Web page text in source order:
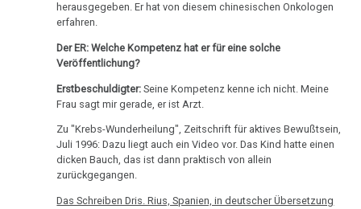
Amstutz:herausgegeben. Er hat von diesem chinesischen Onkologen
erfahren.
Der ER: Welche Kompetenz hat er für eine solche
Veröffentlichung?
Erstbeschuldigter:Seine Kompetenz kenne ich nicht. Meine
Frau sagt mir gerade, er ist Arzt.
Zu "Krebs-Wunderheilung", Zeitschrift für aktives Bewußtsein,
Juli 1996: Dazu liegt auch ein Video vor. Das Kind hatte einen
dicken Bauch, das ist dann praktisch von allein
zurückgegangen.
Das Schreiben Dris. Rius, Spanien, in deutscher Übersetzung